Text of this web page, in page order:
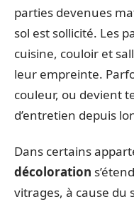
parties devenues
sol est sollicité. Les
cuisine, couloir et
leur empreinte.
couleur, ou devient
d’entretien depuis
Dans certains
décoloration
vitrages, à cause du